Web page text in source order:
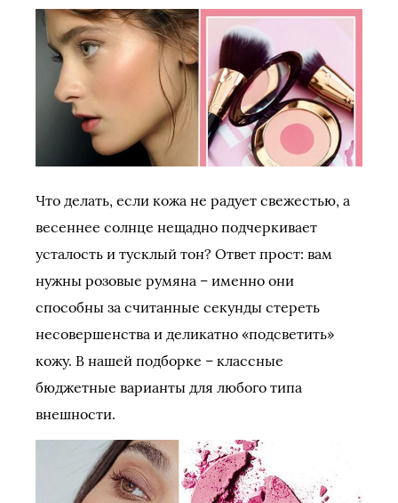
Что делать, если кожа не радует свежестью, а
весеннее солнце нещадно подчеркивает
усталость и тусклый тон? Ответ прост: вам
нужны розовые румяна – именно они
способны за считанные секунды стереть
несовершенства и деликатно «подсветить»
кожу. В нашей подборке – классные
бюджетные варианты для любого типа
внешности.